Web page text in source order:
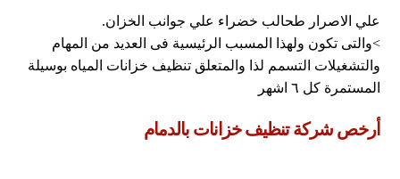
علي الاصرار طحالب خضراء علي جوانب الخزان.
>والتى تكون ولهذا المسبب الرئيسية فى العديد من المهام
والتشغيلات التسمم لذا والمتعلق تنظيف خزانات المياه بوسيلة
المستمرة كل ٦ اشهر
أرخص شركة تنظيف خزانات بالدمام